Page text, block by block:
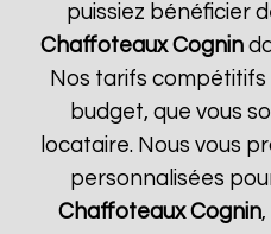
puissiez bénéficier
Chaffoteaux Cognin
Nos tarifs
budget, que vous
locataire. Nous vous
personnalisées
Chaffoteaux Cognin,